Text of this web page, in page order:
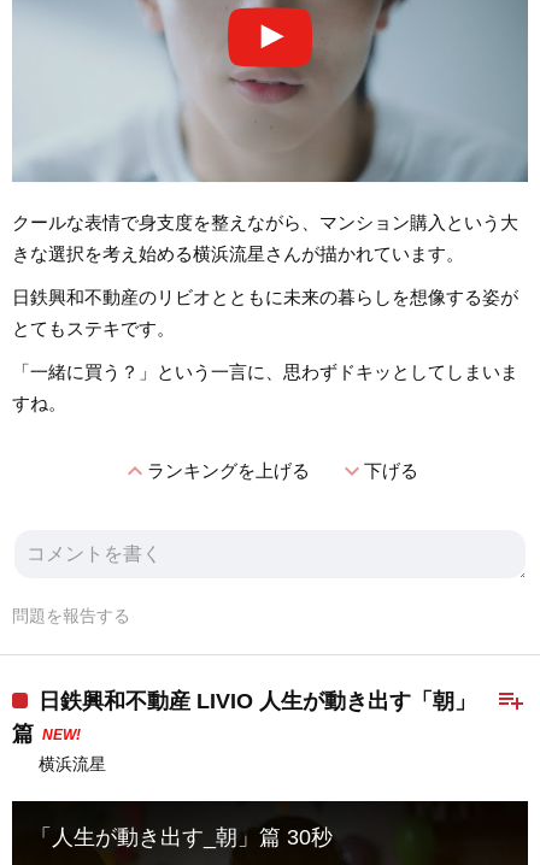
クールな表情で身支度を整えながら、マンション購入という大
きな選択を考え始める横浜流星さんが描かれています。
日鉄興和不動産のリビオとともに未来の暮らしを想像する姿が
とてもステキです。
「一緒に買う？」という一言に、思わずドキッとしてしまいま
すね。
expand_lessランキングを上げる expand_more下げる
問題を報告する
playlist_add
日鉄興和不動産 LIVIO 人生が動き出す「朝」
篇 NEW!
横浜流星
「人生が動き出す_朝」篇 30秒